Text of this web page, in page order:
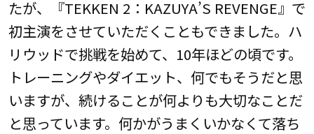
たが、『TEKKEN 2：KAZUYA’S REVENGE』で
初主演をさせていただくこともできました。ハ
リウッドで挑戦を始めて、10年ほどの頃です。
トレーニングやダイエット、何でもそうだと思
いますが、続けることが何よりも大切なことだ
と思っています。何かがうまくいかなくて落ち